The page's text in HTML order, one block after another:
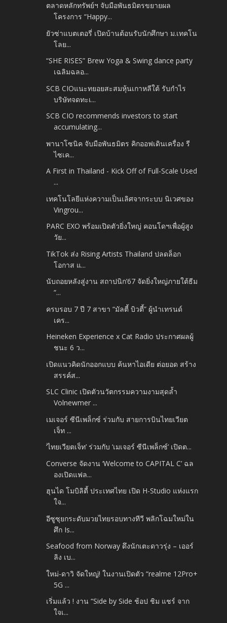
ตลาดหลักทรัพย์ฯ จับมือพันธมิตรขยายผล
โครงการ “Happy...
ยัวซ่าแบตเตอรี่ เปิดบ้านต้อนรับนักศึกษา ม.เทคโน
โลย...
“SHE RISES” Brew Yoga & Swing dance party
เฉลิมฉลอ...
SCB CIOแนะทยอยสะสมหุ้นเกาหลีใต้ รับกำไร
บริษัทจดทะเ...
SCB CIO recommends investors to start
accumulating...
พานาโซนิค จับมือพันธมิตร คิกออฟเดินเครื่อง รี
ไซเค...
A First in Thailand - Kick Off of Full-Scale Used
...
เทคโนโลยีแห่งความเป็นเลิศจากระบบ นิเวศของ
Vingrou...
PARC EXO พร้อมเปิดตัวยิ่งใหญ่ คอนโดฯเพื่อผู้สูง
วัย...
TikTok ส่ง Rising Artists Thailand ปลดล็อก
โอกาส แ...
นับถอยหลังสู่งาน สถาปนิก’67 จัดยิ่งใหญ่ภายใต้ธีม
“...
ครบรอบ 7 ปี 7 สาขา “มัลตี้ บิวตี้” ผู้นำเทรนด์
เคร...
Heineken Experience x Cat Radio ประกาศผลผู้
ชนะ 6 ว...
เปิดแนวคิดนักออกแบบ ค้นหาไอเดีย ต่อยอด สร้าง
สรรค์ส...
SLC Clinic เปิดตัวนวัตกรรมความงามสุดล้ำ
Volnewmer ...
เมเจอร์ ซีนีเพล็กซ์ ร่วมกับ สายการบินไทยเวียต
เจ็ท ...
‘ไทยเวียตเจ็ท’ ร่วมกับ ‘เมเจอร์ ซีนีเพล็กซ์’ เปิดต...
Converse จัดงาน ‘Welcome to CAPITAL C’ ฉล
องเปิดแฟล...
ฮุนได โมบิลิตี้ ประเทศไทย เปิด H-Studio แห่งแรก
ใจ...
อีซูซุยกระดับมวยไทยรอบทางทีวี พลิกโฉมใหม่ใน
ศึก Is...
Seafood from Norway ดึงนักเตะดาวรุ่ง – เออร์
ลิง เบ...
ใหม่-ดาวิ จัดใหญ่! ในงานเปิดตัว “realme 12Pro+
5G ...
เริ่มแล้ว ! งาน “Side by Side ช้อป ชิม แชร์ จาก
ใจเ...